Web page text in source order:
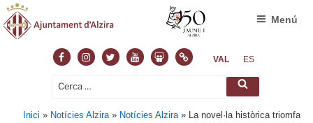
VAL ES
Menú
Inici » Notícies Alzira » Notícies Alzira » La novel·la històrica triomfa